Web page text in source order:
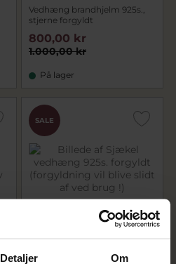
Detaljer Om
Vedhæng brandhjelm 925s.,
stjerne forgyldt
1.000,00 kr
800,00 kr
På lager
SALE
forgyldt (forgyldning vil blive